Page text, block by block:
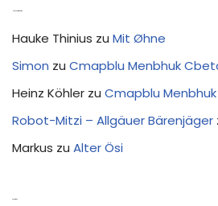
Hauke Thinius zu Mit Øhne
Simon zu Cmapblu Menbhuk
Heinz Köhler zu Cmapblu
Robot-Mitzi – Allgäuer Bärenjäger
Markus zu Alter Ösi